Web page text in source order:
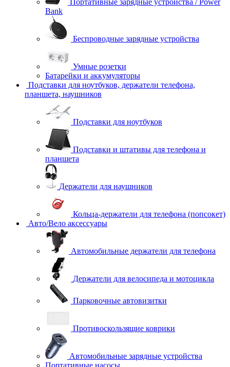
Портативные зарядные устройства / Power
Bank
Беспроводные зарядные устройства
Умные розетки
Батарейки и аккумуляторы
Подставки для ноутбуков, держатели телефона,
планшета, наушников
Подставки для ноутбуков
Подставки и штативы для телефона и
планшета
Держатели для наушников
Кольца-держатели для телефона (попсокет)
Авто/Вело аксессуары
Автомобильные держатели для телефона
Держатели для велосипеда и мотоцикла
Парковочные автовизитки
Противоскользящие коврики
Автомобильные зарядные устройства
Портативные насосы